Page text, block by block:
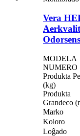
Vera
MODELA
NUMERO
Produkta
(kg)
Produkta
Grandeco
Marko
Koloro
Loĝado